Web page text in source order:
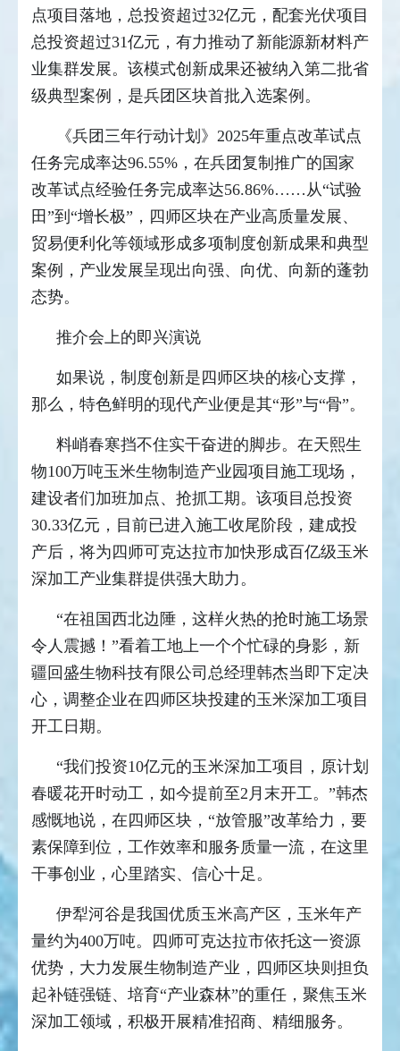
点项目落地，总投资超过32亿元，配套光伏项目
总投资超过31亿元，有力推动了新能源新材料产
业集群发展。该模式创新成果还被纳入第二批省
级典型案例，是兵团区块首批入选案例。
《兵团三年行动计划》2025年重点改革试点
任务完成率达96.55%，在兵团复制推广的国家
改革试点经验任务完成率达56.86%……从“试验
田”到“增长极”，四师区块在产业高质量发展、
贸易便利化等领域形成多项制度创新成果和典型
案例，产业发展呈现出向强、向优、向新的蓬勃
态势。
推介会上的即兴演说
如果说，制度创新是四师区块的核心支撑，
那么，特色鲜明的现代产业便是其“形”与“骨”。
料峭春寒挡不住实干奋进的脚步。在天熙生
物100万吨玉米生物制造产业园项目施工现场，
建设者们加班加点、抢抓工期。该项目总投资
30.33亿元，目前已进入施工收尾阶段，建成投
产后，将为四师可克达拉市加快形成百亿级玉米
深加工产业集群提供强大助力。
“在祖国西北边陲，这样火热的抢时施工场景
令人震撼！”看着工地上一个个忙碌的身影，新
疆回盛生物科技有限公司总经理韩杰当即下定决
心，调整企业在四师区块投建的玉米深加工项目
开工日期。
“我们投资10亿元的玉米深加工项目，原计划
春暖花开时动工，如今提前至2月末开工。”韩杰
感慨地说，在四师区块，“放管服”改革给力，要
素保障到位，工作效率和服务质量一流，在这里
干事创业，心里踏实、信心十足。
伊犁河谷是我国优质玉米高产区，玉米年产
量约为400万吨。四师可克达拉市依托这一资源
优势，大力发展生物制造产业，四师区块则担负
起补链强链、培育“产业森林”的重任，聚焦玉米
深加工领域，积极开展精准招商、精细服务。